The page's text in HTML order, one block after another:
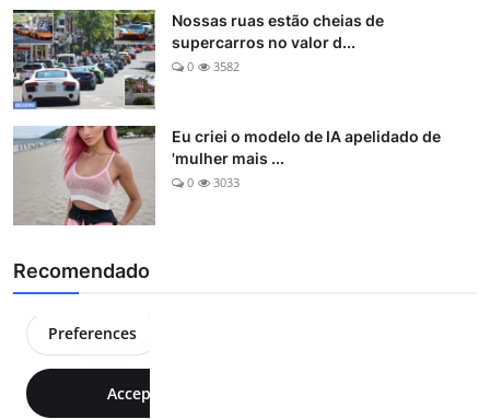
Nossas ruas estão cheias de
supercarros no valor d...
0 3582
Eu criei o modelo de IA apelidado de
'mulher mais ...
0 3033
Recomendado